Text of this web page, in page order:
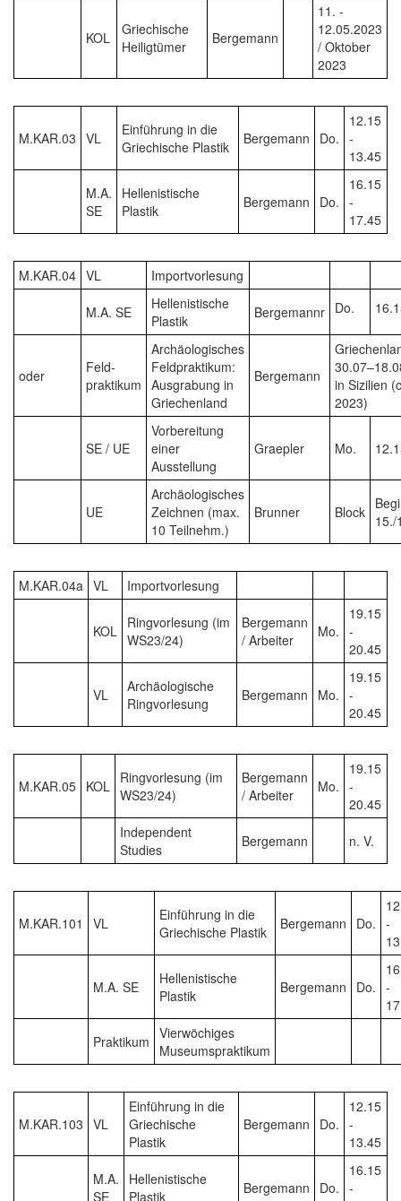
KOL
Griechische
Heiligtümer
Bergemann
11. -
12.05.2023
/ Oktober
2023
M.KAR.03 VL
Einführung in die
Griechische Plastik
Bergemann Do.
12.15
-
13.45
M.A.
SE
Hellenistische
Plastik
Bergemann Do.
16.15
-
17.45
M.KAR.04 VL Importvorlesung
M.A. SE
Hellenistische
Plastik
Bergemannr Do.
oder
Feld-
praktikum
Archäologisches
Feldpraktikum:
Ausgrabung in
Griechenland
Bergemann
in Sizilien
2023)
SE / UE
Vorbereitung
einer
Ausstellung
Graepler Mo.
UE
Archäologisches
Zeichnen (max.
10 Teilnehm.)
Brunner Block 15./
M.KAR.04a VL Importvorlesung
KOL
Ringvorlesung (im
WS23/24)
Bergemann
/ Arbeiter
Mo.
19.15
-
20.45
VL
Archäologische
Ringvorlesung
Bergemann Mo.
19.15
-
20.45
M.KAR.05 KOL
Ringvorlesung (im
WS23/24)
Bergemann
/ Arbeiter
Mo.
19.15
-
20.45
Independent
Studies
Bergemann n. V.
M.KAR.101 VL
Einführung in die
Griechische Plastik
Bergemann Do. -
M.A. SE
Hellenistische
Plastik
Bergemann Do. -
Praktikum Vierwöchiges
Museumspraktikum
M.KAR.103 VL
Einführung in die
Griechische
Plastik
Bergemann Do.
12.15
-
13.45
M.A.
SE
Hellenistische
Plastik
Bergemann Do.
16.15
-